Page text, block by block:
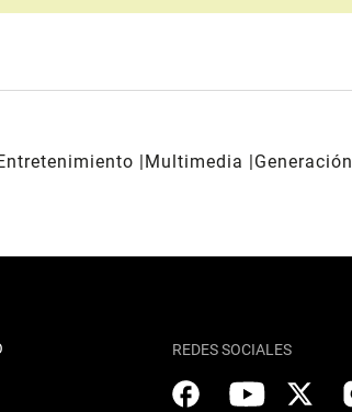
Multimedia
Generación
REDES SOCIALES